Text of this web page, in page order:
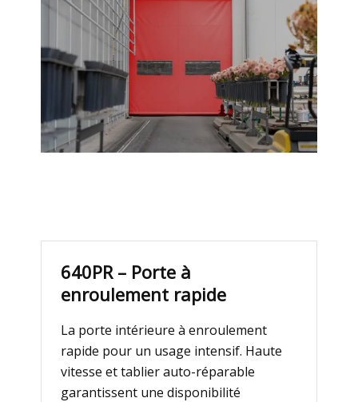
640PR – Porte à
enroulement rapide
La porte intérieure à enroulement
rapide pour un usage intensif. Haute
vitesse et tablier auto-réparable
garantissent une disponibilité